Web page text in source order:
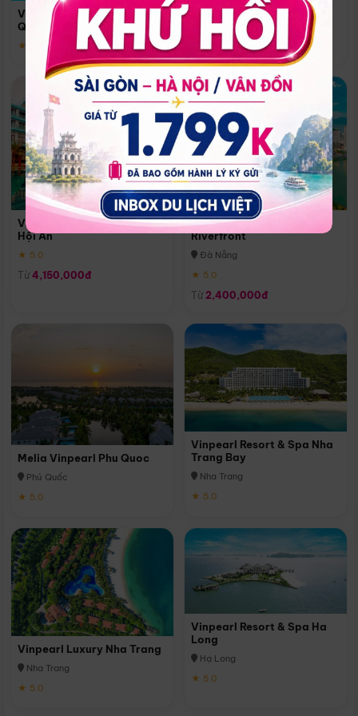
Vinpearl Resort & Spa Phu
Quoc
★ 5.0
Quoc
Phú Quốc
★ 5.0
Vinpearl Resort & Golf Nam
Hội An
★ 5.0
Từ 4,150,000đ
Melia Vinpearl Danang
Riverfront
Đà Nẵng
★ 5.0
Từ 2,400,000đ
Melia Vinpearl Phu Quoc
Phú Quốc
★ 5.0
Vinpearl Resort & Spa Nha
Trang Bay
Nha Trang
★ 5.0
Vinpearl Luxury Nha Trang
Nha Trang
★ 5.0
Vinpearl Resort & Spa Ha
Long
Hạ Long
★ 5.0